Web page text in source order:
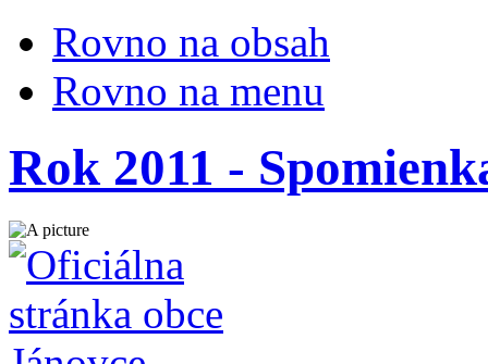
Rovno na obsah
Rovno na menu
Rok 2011 -